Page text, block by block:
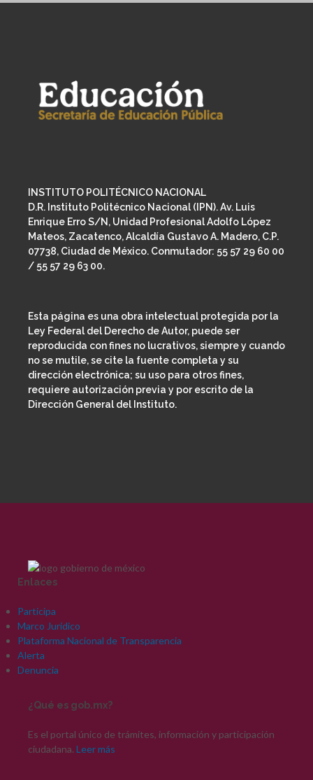
INSTITUTO POLITÉCNICO NACIONAL
D.R. Instituto Politécnico Nacional (IPN). Av. Luis
Enrique Erro S/N, Unidad Profesional Adolfo López
Mateos, Zacatenco, Alcaldía Gustavo A. Madero, C.P.
07738, Ciudad de México. Conmutador: 55 57 29 60 00
/ 55 57 29 63 00.
Esta página es una obra intelectual protegida por la
Ley Federal del Derecho de Autor, puede ser
reproducida con fines no lucrativos, siempre y cuando
no se mutile, se cite la fuente completa y su
dirección electrónica; su uso para otros fines,
requiere autorización previa y por escrito de la
Dirección General del Instituto.
Enlaces
Participa
Marco Jurídico
Plataforma Nacional de Transparencia
Alerta
Denuncia
¿Qué es gob.mx?
Es el portal único de trámites, información y participación
ciudadana. Leer más